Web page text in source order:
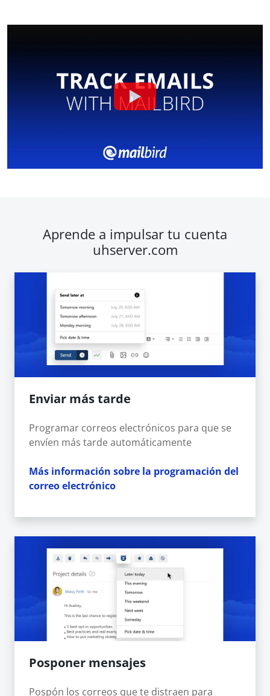
Aprende a impulsar tu cuenta
uhserver.com
Enviar más tarde
Programar correos electrónicos para que se
envíen más tarde automáticamente
Más información sobre la programación del
correo electrónico
Posponer mensajes
Pospón los correos que te distraen para